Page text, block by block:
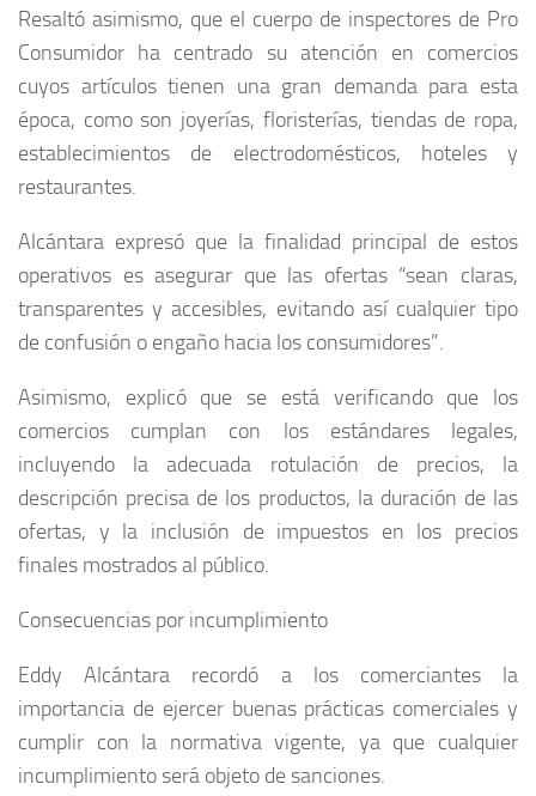
Resaltó asimismo, que el cuerpo de inspectores de Pro
Consumidor ha centrado su atención en comercios
cuyos artículos tienen una gran demanda para esta
época, como son joyerías, floristerías, tiendas de ropa,
establecimientos de electrodomésticos, hoteles y
restaurantes.
Alcántara expresó que la finalidad principal de estos
operativos es asegurar que las ofertas “sean claras,
transparentes y accesibles, evitando así cualquier tipo
de confusión o engaño hacia los consumidores”.
Asimismo, explicó que se está verificando que los
comercios cumplan con los estándares legales,
incluyendo la adecuada rotulación de precios, la
descripción precisa de los productos, la duración de las
ofertas, y la inclusión de impuestos en los precios
finales mostrados al público.
Consecuencias por incumplimiento
Eddy Alcántara recordó a los comerciantes la
importancia de ejercer buenas prácticas comerciales y
cumplir con la normativa vigente, ya que cualquier
incumplimiento será objeto de sanciones.